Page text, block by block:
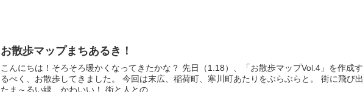
お散歩マップまちあるき！
こんにちは！そろそろ暖かくなってきたかな？ 先日（1.18）、「お散歩マップVol.4」を作成す
るべく、お散歩してきました。 今回は末広、稲荷町、寒川町あたりをぶらぶらと。 街に飛び出
たま～るい緑、かわいい！ 街と人との...